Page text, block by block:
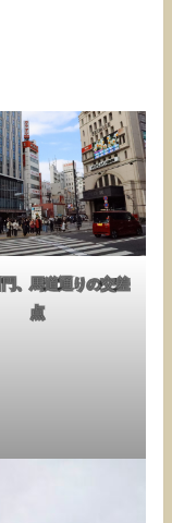
、馬道通りの交差
点